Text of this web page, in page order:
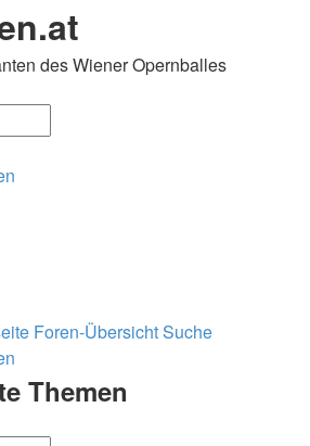
des Wiener Opernballes
Foren-ÜbersichtSuche
Themen